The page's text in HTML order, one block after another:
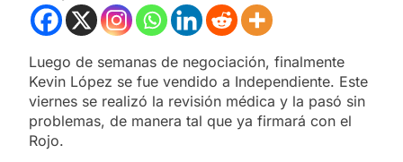
Luego de semanas de negociación, finalmente
Kevin López se fue vendido a Independiente. Este
viernes se realizó la revisión médica y la pasó sin
problemas, de manera tal que ya firmará con el
Rojo.